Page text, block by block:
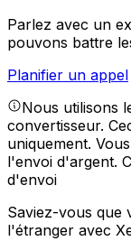
Parlez avec un
pouvons battre
Planifier un appel
Nous utilisons
convertisseur.
uniquement.
l'envoi d'argent.
d'envoi
Saviez-vous que
l'étranger avec